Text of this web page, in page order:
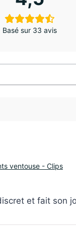
Basé sur 33 avis
ventouse - Clips
et fait son